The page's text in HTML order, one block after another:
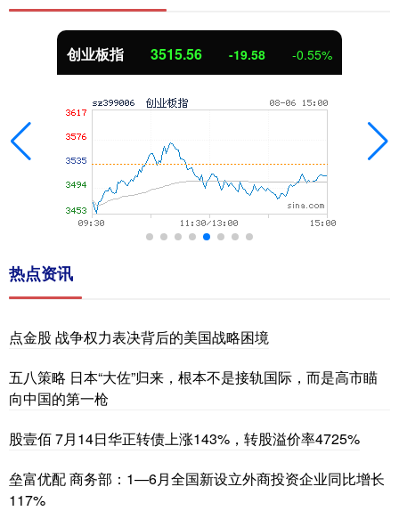
创业板指 3515.56 -19.58 -0.55%
热点资讯
点金股 战争权力表决背后的美国战略困境
五八策略 日本“大佐”归来，根本不是接轨国际，而是高市瞄
向中国的第一枪
股壹佰 7月14日华正转债上涨143%，转股溢价率4725%
垒富优配 商务部：1—6月全国新设立外商投资企业同比增长
117%